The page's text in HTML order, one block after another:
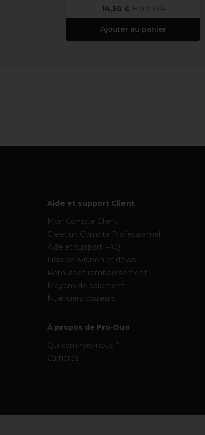
14,50 € Hors TVA
Ajouter au panier
Aide et support Client
Mon Compte Client
Créer un Compte Professionnel
Aide et support FAQ
Frais de livraison et délais
Retours et remboursement
Moyens de paiement
Nuanciers couleurs
À propos de Pro-Duo
Qui sommes-nous ?
Carrières